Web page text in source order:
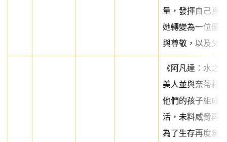
量，發揮自己真
她轉變為一位優
與尊敬，以及父
《阿凡達：水之
美人並與奈蒂莉
他們的孩子組成
活，未料威脅再
為了生存再度奮